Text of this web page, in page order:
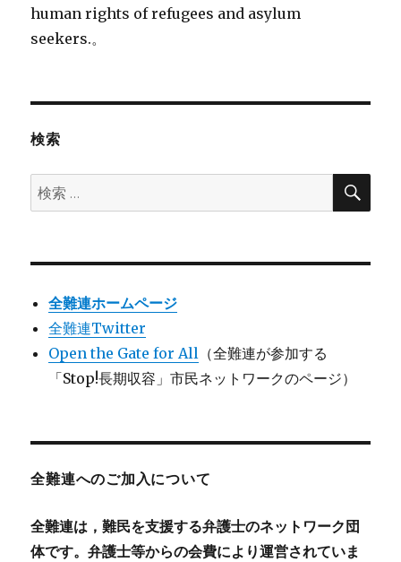
human rights of refugees and asylum
seekers.。
検索
検
索:
検
全難連ホームページ
全難連Twitter
Open the Gate for All （全難連が参加する
「Stop!長期収容」市民ネットワークのページ）
全難連へのご加入について
全難連は，難民を支援する弁護士のネットワーク団
体です。弁護士等からの会費により運営されていま